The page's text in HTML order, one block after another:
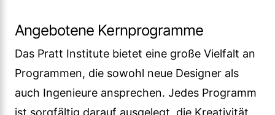
Angebotene Kernprogramme
Das Pratt Institute bietet eine große Vielfalt an
Programmen, die sowohl neue Designer als
auch Ingenieure ansprechen. Jedes Programm